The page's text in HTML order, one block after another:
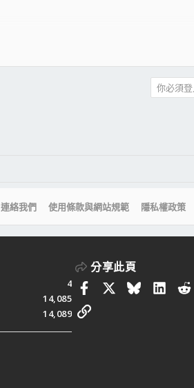
你必須
連絡我們 使用條款與網站規範 隱私權政策
4
14,085
14,089
分享此頁
FacebookBluesky
連結